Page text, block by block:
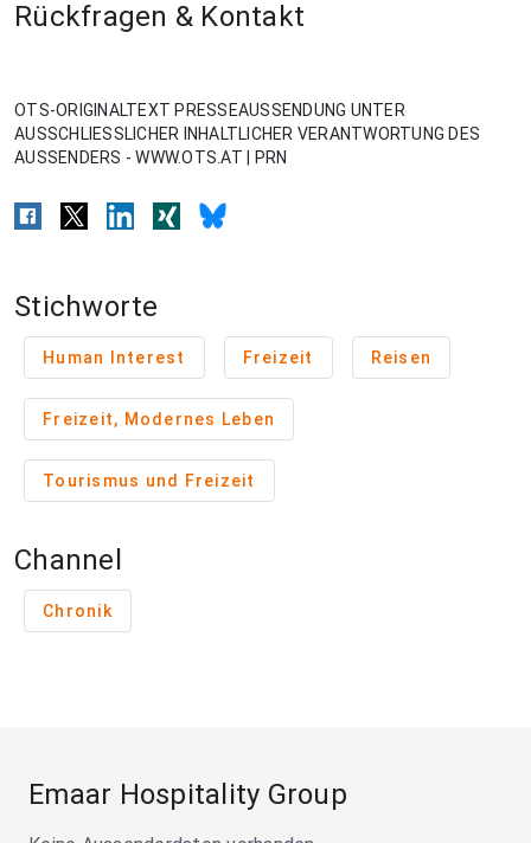
Rückfragen & Kontakt
OTS-ORIGINALTEXT PRESSEAUSSENDUNG UNTER
AUSSCHLIESSLICHER INHALTLICHER VERANTWORTUNG DES
AUSSENDERS - WWW.OTS.AT | PRN
Stichworte
Human Interest Freizeit Reisen
Freizeit, Modernes Leben
Tourismus und Freizeit
Channel
Chronik
Emaar Hospitality Group